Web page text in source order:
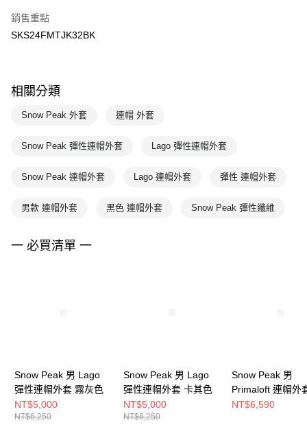
每筆NT$100，滿NT$1,500(含以上)免運費
銷售重點
SKS24FMTJK32BK
相關分類
Snow Peak 外套 連帽 外套
Snow Peak 彈性連帽外套 Lago 彈性連帽外套
Snow Peak 連帽外套 Lago 連帽外套 彈性 連帽外套
男款 連帽外套 黑色 連帽外套 Snow Peak 彈性纖維
一 必買清單 一
Snow Peak 男 Lago
彈性連帽外套 霧灰色
NT$5,000
NT$6,250
Snow Peak 男 Lago
彈性連帽外套 卡其色
NT$5,000
NT$6,250
Snow Peak 男
Primaloft 連帽外
NT$6,590